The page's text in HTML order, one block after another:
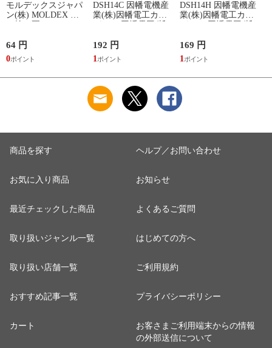
モルデックスジャパ
ン(株) MOLDEX 使
し
64 円
0
DSH14C 因幡電機産
業(株)因幡電工カン
14用本体カフス
192 円
1
DSH14H 因幡電機産
業(株)因幡電工カン
14用ホースジョイン
ト
169 円
1
商品を探す
お気に入り商品
最近チェックした商品
取り扱いジャンル一覧
取り扱い店舗一覧
おすすめ記事一覧
カート
ヘルプ／お問い合わせ
お知らせ
よくあるご質問
はじめての方へ
ご利用規約
プライバシーポリシー
お客さまご利用端末からの情報
の外部送信について